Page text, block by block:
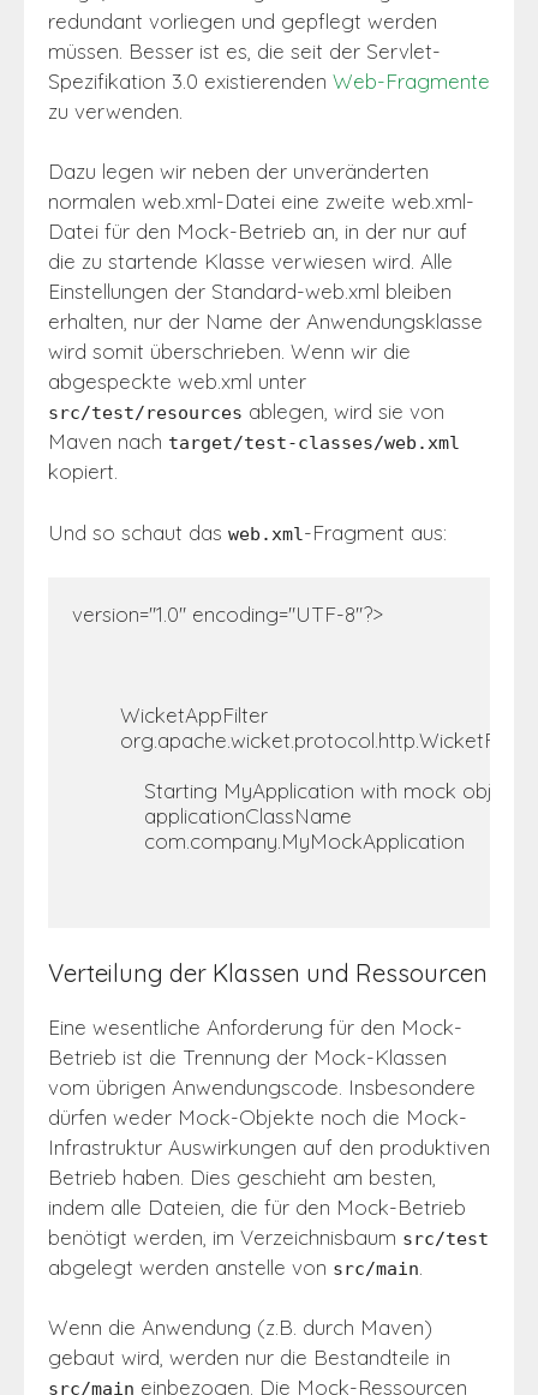
redundant vorliegen und gepflegt werden
müssen. Besser ist es, die seit der Servlet-
Spezifikation 3.0 existierenden Web-Fragmente
zu verwenden.
Dazu legen wir neben der unveränderten
normalen web.xml-Datei eine zweite web.xml-
Datei für den Mock-Betrieb an, in der nur auf
die zu startende Klasse verwiesen wird. Alle
Einstellungen der Standard-web.xml bleiben
erhalten, nur der Name der Anwendungsklasse
wird somit überschrieben. Wenn wir die
abgespeckte web.xml unter
src/test/resources ablegen, wird sie von
Maven nach target/test-classes/web.xml
kopiert.
Und so schaut das web.xml -Fragment aus:
version="1.0" encoding="UTF-8"?>
        WicketAppFilter
Starting MyApplication with mock
            applicationClassName
            com.company.MyMockApplication
Verteilung der Klassen und Ressourcen
Eine wesentliche Anforderung für den Mock-
Betrieb ist die Trennung der Mock-Klassen
vom übrigen Anwendungscode. Insbesondere
dürfen weder Mock-Objekte noch die Mock-
Infrastruktur Auswirkungen auf den produktiven
Betrieb haben. Dies geschieht am besten,
indem alle Dateien, die für den Mock-Betrieb
benötigt werden, im Verzeichnisbaum src/test
abgelegt werden anstelle von src/main
Wenn die Anwendung (z.B. durch Maven)
gebaut wird, werden nur die Bestandteile in
src/main einbezogen. Die Mock-Ressourcen